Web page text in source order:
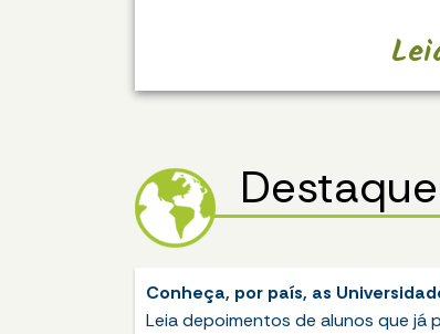
Conheça, por país, as
Leia depoimentos de alunos que já